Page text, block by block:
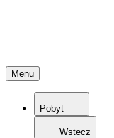
Menu
Pobyt
Wstecz